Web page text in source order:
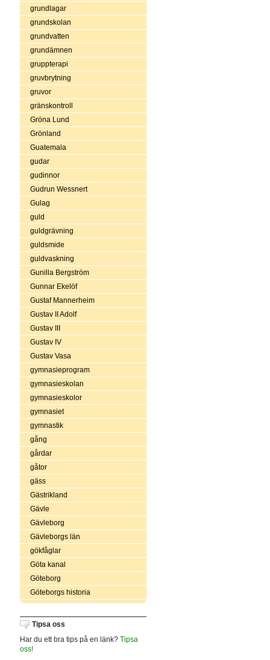
grundlagar
grundskolan
grundvatten
grundämnen
gruppterapi
gruvbrytning
gruvor
gränskontroll
Gröna Lund
Grönland
Guatemala
gudar
gudinnor
Gudrun Wessnert
Gulag
guld
guldgrävning
guldsmide
guldvaskning
Gunilla Bergström
Gunnar Ekelöf
Gustaf Mannerheim
Gustav II Adolf
Gustav III
Gustav IV
Gustav Vasa
gymnasieprogram
gymnasieskolan
gymnasieskolor
gymnasiet
gymnastik
gång
gårdar
gåtor
gäss
Gästrikland
Gävle
Gävleborg
Gävleborgs län
gökfåglar
Göta kanal
Göteborg
Göteborgs historia
Tipsa oss
Har du ett bra tips på en länk? Tipsa
oss!